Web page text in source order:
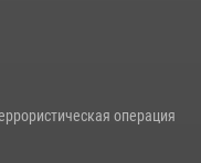
операция